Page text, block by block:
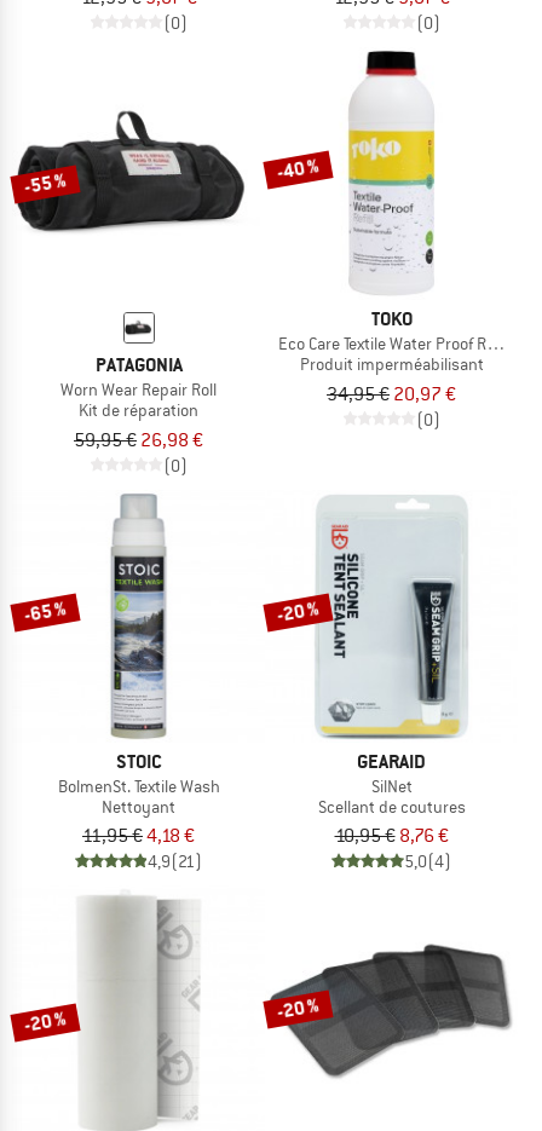
(0) (0)
-55 %
PATAGONIA
Worn Wear Repair Roll
Kit de réparation
59,95 € 26,98 €
(0)
-40 %
TOKO
Eco Care Textile Water Proof Refill
Produit imperméabilisant
34,95 € 20,97 €
(0)
-65 %
STOIC
BolmenSt. Textile Wash
Nettoyant
11,95 €4,18 €
4,9(21)
-20 %
GEARAID
SilNet
Scellant de coutures
10,95 € 8,76 €
5,0(4)
-20 % -20 %